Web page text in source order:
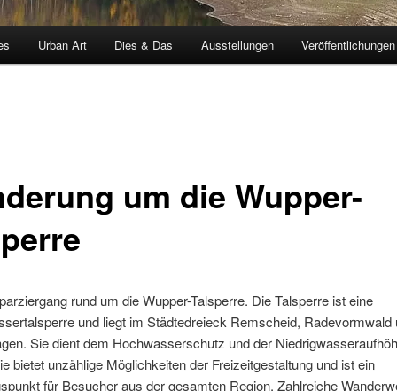
Urban Art Dies & Das Ausstellungen Veröffentlichungen
um die Wupper-
rund um die Wupper-Talsperre. Die Talsperre ist eine
und liegt im Städtedreieck Remscheid, Radevormwald
Sie dient dem Hochwasserschutz und der
bietet unzählige Möglichkeiten der Freizeitgestaltung und ist ein
für Besucher aus der gesamten Region. Zahlreiche